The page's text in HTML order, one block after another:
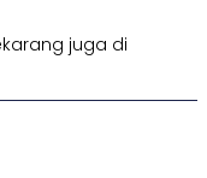
juga di